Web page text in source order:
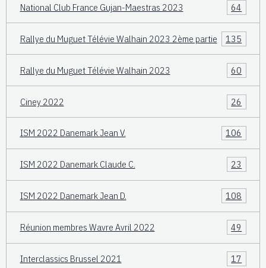
National Club France Gujan-Maestras 2023 64
Rallye du Muguet Télévie Walhain 2023 2ème partie 135
Rallye du Muguet Télévie Walhain 2023 60
Ciney 2022 26
ISM 2022 Danemark Jean V. 106
ISM 2022 Danemark Claude C. 23
ISM 2022 Danemark Jean D. 108
Réunion membres Wavre Avril 2022 49
Interclassics Brussel 2021 17